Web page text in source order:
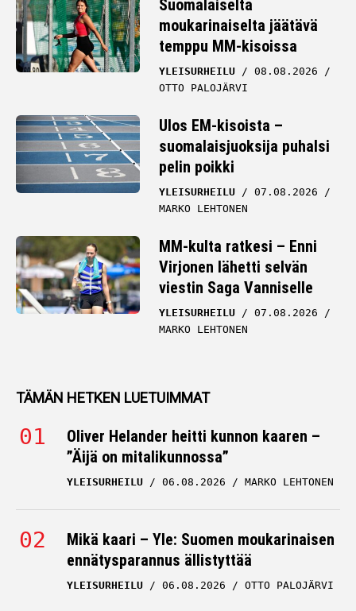
Suomalaiselta
moukarinaiselta jäätävä
temppu MM-kisoissa
YLEISURHEILU
08.08.2026
OTTO PALOJÄRVI
Ulos EM-kisoista –
suomalaisjuoksija puhalsi
pelin poikki
YLEISURHEILU
07.08.2026
MARKO LEHTONEN
MM-kulta ratkesi – Enni
Virjonen lähetti selvän
viestin Saga Vanniselle
YLEISURHEILU
07.08.2026
MARKO LEHTONEN
TÄMÄN HETKEN LUETUIMMAT
Oliver Helander heitti kunnon kaaren –
”Äijä on mitalikunnossa”
YLEISURHEILU 06.08.2026 MARKO LEHTONEN
Mikä kaari – Yle: Suomen moukarinaisen
ennätysparannus ällistyttää
YLEISURHEILU 06.08.2026 OTTO PALOJÄRVI